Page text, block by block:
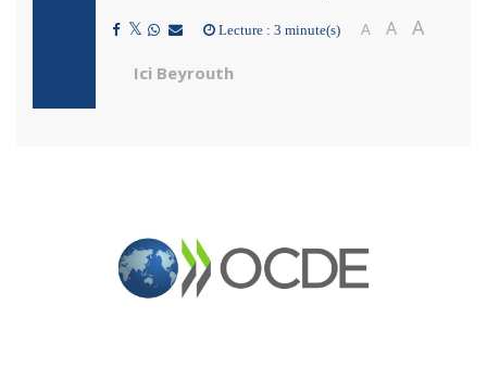
Lecture : 3 minute(s) A A A
Ici Beyrouth